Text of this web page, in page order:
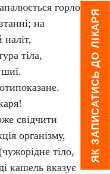
горло,
на
наліт,
тіла,
свідчити
організму,
тіло,
кашель вказує
ЯК ЗАПИСАТИСЬ ДО ЛІКАРЯ